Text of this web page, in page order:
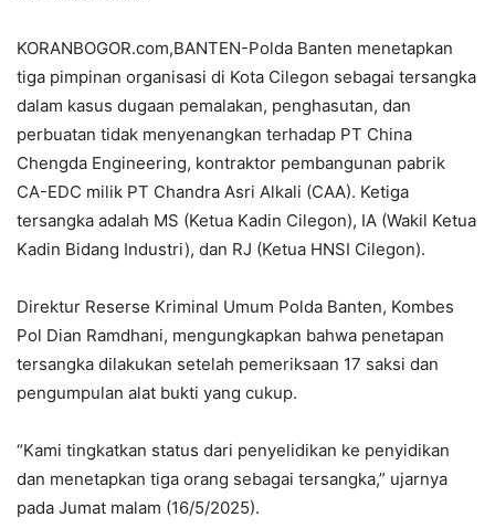
KORANBOGOR.com,BANTEN-Polda Banten menetapkan
tiga pimpinan organisasi di Kota Cilegon sebagai tersangka
dalam kasus dugaan pemalakan, penghasutan, dan
perbuatan tidak menyenangkan terhadap PT China
Chengda Engineering, kontraktor pembangunan pabrik
CA-EDC milik PT Chandra Asri Alkali (CAA). Ketiga
tersangka adalah MS (Ketua Kadin Cilegon), IA (Wakil Ketua
Kadin Bidang Industri), dan RJ (Ketua HNSI Cilegon).
Direktur Reserse Kriminal Umum Polda Banten, Kombes
Pol Dian Ramdhani, mengungkapkan bahwa penetapan
tersangka dilakukan setelah pemeriksaan 17 saksi dan
pengumpulan alat bukti yang cukup.
“Kami tingkatkan status dari penyelidikan ke penyidikan
dan menetapkan tiga orang sebagai tersangka,” ujarnya
pada Jumat malam (16/5/2025).